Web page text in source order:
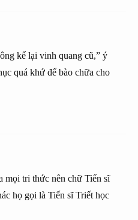
kể lại vinh quang cũ,” ý
quá khứ để bào chữa cho
mọi tri thức nên chữ Tiến sĩ
họ gọi là Tiến sĩ Triết học